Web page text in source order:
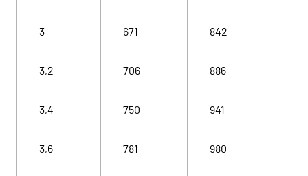
3 671 842
3,2 706 886
3,4 750 941
3,6 781 980